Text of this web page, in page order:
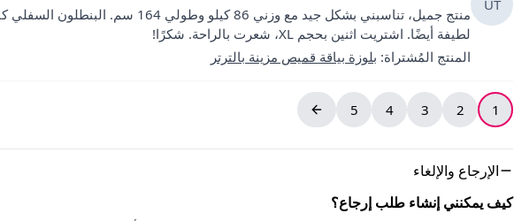
ÜT
منتج جميل، تناسبني بشكل جيد مع وزني 86
لطيفة أيضًا. اشتريت اثنين بحجم XL، شعرت بالراحة. شكرًا!
المنتج المُشتراة: بلوزة بياقة قميص مزينة بالترتر
1
2
3
4
5
الإرجاع والإلغاء
كيف يمكنني إنشاء طلب إرجاع؟